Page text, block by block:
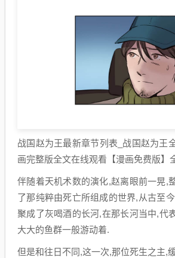
战国赵为王最新章节列表_战国赵为王
画完整版全文在线观看【漫画免费版】
伴随着天机术数的演化,赵离眼前一晃,
了那纯粹由死亡所组成的世界,从古至
聚成了灰喝酒的长河,在那长河当中,代
大大的鱼群一般游动着.
但是和往日不同,这一次,那位死生之主,